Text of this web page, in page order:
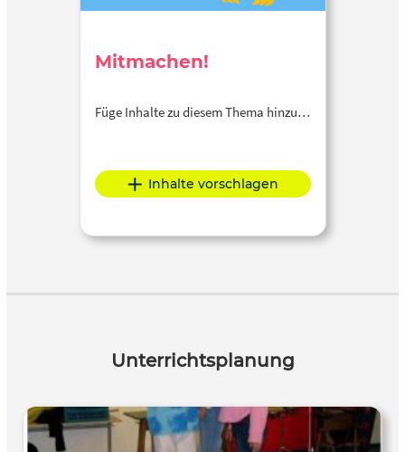
Mitmachen!
Füge Inhalte zu diesem Thema hinzu…
Inhalte vorschlagen
Unterrichtsplanung